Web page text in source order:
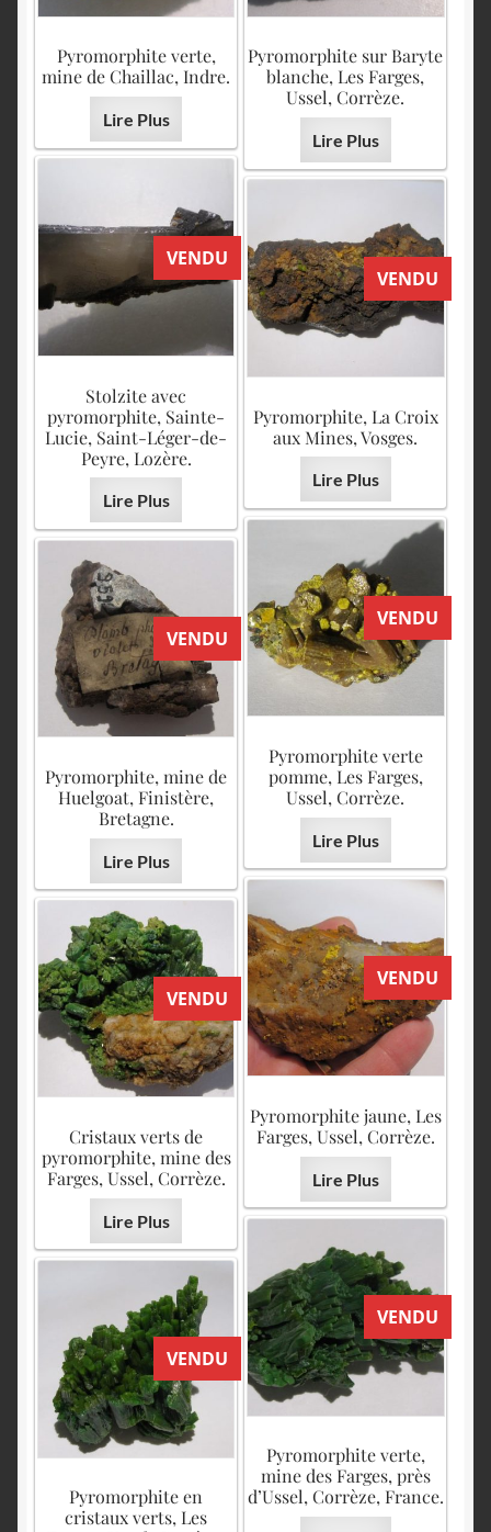
Pyromorphite verte,
mine de Chaillac, Indre.
Lire Plus
Pyromorphite sur Baryte
blanche, Les Farges,
Ussel, Corrèze.
Lire Plus
VENDU
Stolzite avec
pyromorphite, Sainte-
Lucie, Saint-Léger-de-
Peyre, Lozère.
Lire Plus
VENDU
Pyromorphite, La Croix
aux Mines, Vosges.
Lire Plus
VENDU
Pyromorphite verte
pomme, Les Farges,
Ussel, Corrèze.
Lire Plus
VENDU
Pyromorphite, mine de
Huelgoat, Finistère,
Bretagne.
Lire Plus
VENDU
Pyromorphite jaune, Les
Farges, Ussel, Corrèze.
Lire Plus
VENDU
Cristaux verts de
pyromorphite, mine des
Farges, Ussel, Corrèze.
Lire Plus
VENDU
Pyromorphite verte,
mine des Farges, près
d’Ussel, Corrèze, France.
VENDU
Pyromorphite en
cristaux verts, Les